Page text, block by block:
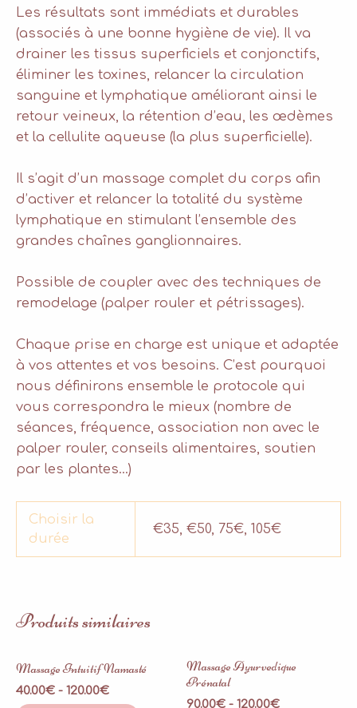
Les résultats sont immédiats et durables
(associés à une bonne hygiène de vie). Il va
drainer les tissus superficiels et conjonctifs,
éliminer les toxines, relancer la circulation
sanguine et lymphatique améliorant ainsi le
retour veineux, la rétention d’eau, les œdèmes
et la cellulite aqueuse (la plus superficielle).
Il s’agit d’un massage complet du corps afin
d’activer et relancer la totalité du système
lymphatique en stimulant l’ensemble des
grandes chaînes ganglionnaires.
Possible de coupler avec des techniques de
remodelage (palper rouler et pétrissages).
Chaque prise en charge est unique et adaptée
à vos attentes et vos besoins. C’est pourquoi
nous définirons ensemble le protocole qui
vous correspondra le mieux (nombre de
séances, fréquence, association non avec le
palper rouler, conseils alimentaires, soutien
par les plantes…)
Choisir la
durée
€35, €50, 75€, 105€
Produits similaires
Massage Intuitif Namasté
40.00€ - 120.00€
Massage Ayurvedique
Prénatal
90.00€ - 120.00€